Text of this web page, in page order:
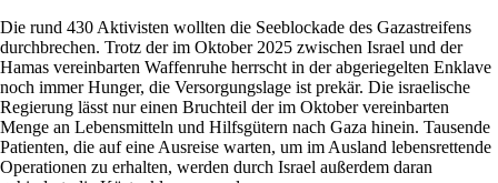
Die rund 430 Aktivisten wollten die Seeblockade des Gazastreifens
durchbrechen. Trotz der im Oktober 2025 zwischen Israel und der
Hamas vereinbarten Waffenruhe herrscht in der abgeriegelten Enklave
noch immer Hunger, die Versorgungslage ist prekär. Die israelische
Regierung lässt nur einen Bruchteil der im Oktober vereinbarten
Menge an Lebensmitteln und Hilfsgütern nach Gaza hinein. Tausende
Patienten, die auf eine Ausreise warten, um im Ausland lebensrettende
Operationen zu erhalten, werden durch Israel außerdem daran